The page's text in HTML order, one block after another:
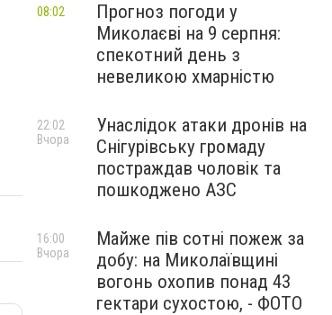
Прогноз погоди у
Миколаєві на 9 серпня:
спекотний день з
невеликою хмарністю
08:02
Унаслідок атаки дронів на
Снігурівську громаду
постраждав чоловік та
пошкоджено АЗС
22:02
Вчора
Майже пів сотні пожеж за
добу: на Миколаївщині
вогонь охопив понад 43
гектари сухостою, - ФОТО
16:00
Вчора